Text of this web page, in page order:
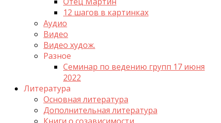
12 шагов в картинках
Аудио
Видео
Видео худож.
Разное
Семинар по ведению групп 17 июня
2022
Литература
Основная литература
Дополнительная литература